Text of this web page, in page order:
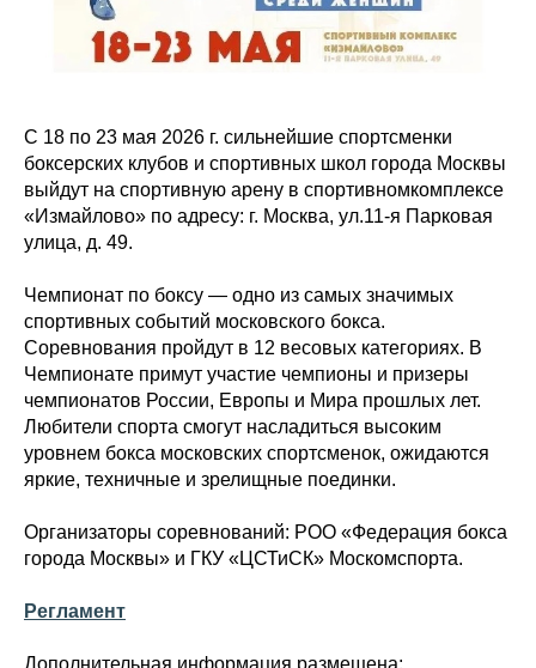
С 18 по 23 мая 2026 г. сильнейшие спортсменки
боксерских клубов и спортивных школ города Москвы
выйдут на спортивную арену в спортивномкомплексе
«Измайлово» по адресу: г. Москва, ул.11-я Парковая
улица, д. 49.
Чемпионат по боксу — одно из самых значимых
спортивных событий московского бокса.
Соревнования пройдут в 12 весовых категориях. В
Чемпионате примут участие чемпионы и призеры
чемпионатов России, Европы и Мира прошлых лет.
Любители спорта смогут насладиться высоким
уровнем бокса московских спортсменок, ожидаются
яркие, техничные и зрелищные поединки.
Организаторы соревнований: РОО «Федерация бокса
города Москвы» и ГКУ «ЦСТиСК» Москомспорта.
Регламент
Дополнительная информация размещена: